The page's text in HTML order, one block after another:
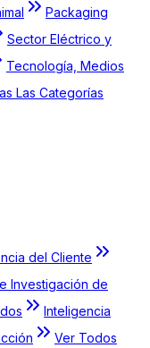
Packaging
Sector Eléctrico y
Tecnología, Medios
Las Categorías
del Cliente
Investigación de
Inteligencia
Ver Todos